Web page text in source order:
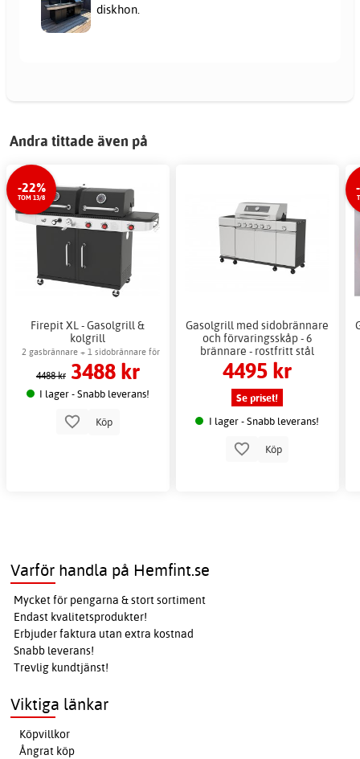
diskhon.
Andra tittade även på
-22%
TOM 13/8
Firepit XL - Gasolgrill &
kolgrill
2 gasbrännare + 1 sidobrännare för
värmehållning
4488 kr 3488 kr
I lager - Snabb leverans!
Köp
Gasolgrill med sidobrännare
och förvaringsskåp - 6
brännare - rostfritt stål
4495 kr
Se priset!
I lager - Snabb leverans!
Köp
Varför handla på Hemfint.se
Mycket för pengarna & stort sortiment
Endast kvalitetsprodukter!
Erbjuder faktura utan extra kostnad
Snabb leverans!
Trevlig kundtjänst!
Viktiga länkar
Köpvillkor
Ångrat köp